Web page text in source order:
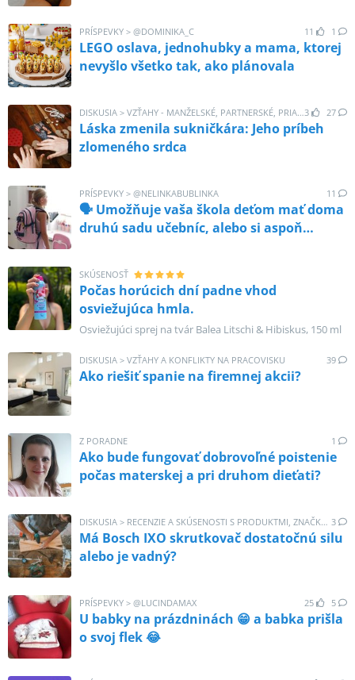
PRÍSPEVKY > @DOMINIKA_C 11 1
LEGO oslava, jednohubky a mama, ktorej
nevyšlo všetko tak, ako plánovala
DISKUSIA > VZŤAHY - MANŽELSKÉ, PARTNERSKÉ, PRIATEĽSKÉ3 27
Láska zmenila sukničkára: Jeho príbeh
zlomeného srdca
PRÍSPEVKY > @NELINKABUBLINKA 11
🗣️ Umožňuje vaša škola deťom mať doma
druhú sadu učebníc, alebo si aspoň
keď ráno vezmem do ruky školskú tašku
mojej dcéry, mám pocit, že si do nej
pribalila tehly. 🧱 A pritom odborníci z ÚVZ
SR hovoria jasne: plná školská taška by
nemala vážiť viac ako 10 % celkovej
hmotnosti dieťaťa. Ak sa pozrieme na
SKÚSENOSŤ
Počas horúcich dní padne vhod
osviežujúca hmla.
Osviežujúci sprej na tvár Balea Litschi & Hibiskus, 150 ml
DISKUSIA > VZŤAHY A KONFLIKTY NA PRACOVISKU 39
Ako riešiť spanie na firemnej akcii?
Z PORADNE 1
Ako bude fungovať dobrovoľné poistenie
počas materskej a pri druhom dieťati?
DISKUSIA > RECENZIE A SKÚSENOSTI S PRODUKTMI, ZNAČKAMI A SLUŽBAMI 3
Má Bosch IXO skrutkovač dostatočnú silu
alebo je vadný?
PRÍSPEVKY > @LUCINDAMAX 25 5
U babky na prázdninách 😁 a babka prišla
o svoj flek 😂